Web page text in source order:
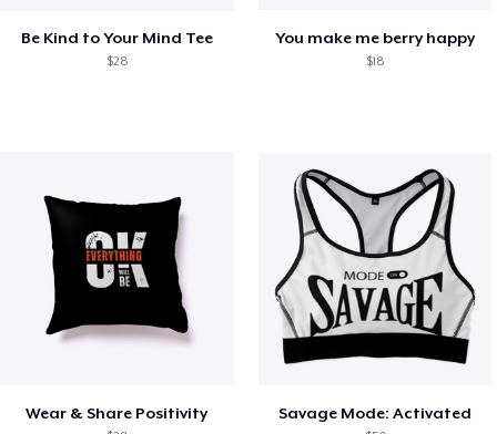
Be Kind to Your Mind Tee
$28
You make me berry happy
$18
Wear & Share Positivity Savage Mode: Activated